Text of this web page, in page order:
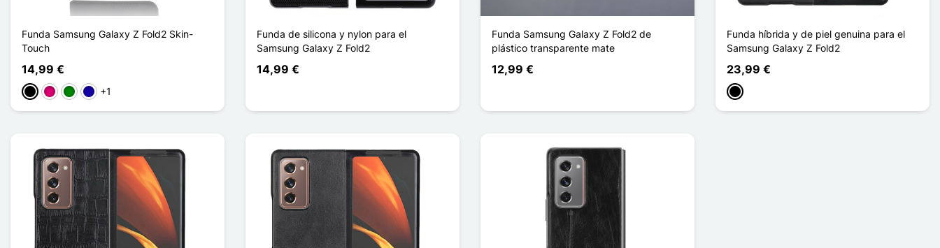
Funda Samsung Galaxy Z Fold2 Skin-
Touch
14,99 €
NegroMagenta
VerdeAzul oscuro
+1
Funda de silicona y nylon para el
Samsung Galaxy Z Fold2
14,99 €
Funda Samsung Galaxy Z Fold2 de
plástico transparente mate
12,99 €
Funda híbrida y de piel genuina para el
Samsung Galaxy Z Fold2
23,99 €
Negro